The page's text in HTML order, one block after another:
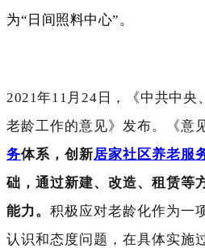
为“日间照料中心”。
2021年11月24日，《中共中央
老龄工作的意见》发布。《意
务体系，创新居家社区养老服
础，通过新建、改造、租赁等
能力。积极应对老龄化作为一
认识和态度问题，在具体实施